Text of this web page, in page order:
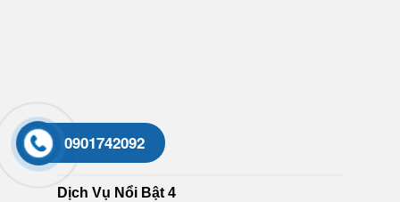
Dịch Vụ Nổi Bật 4
0901742092